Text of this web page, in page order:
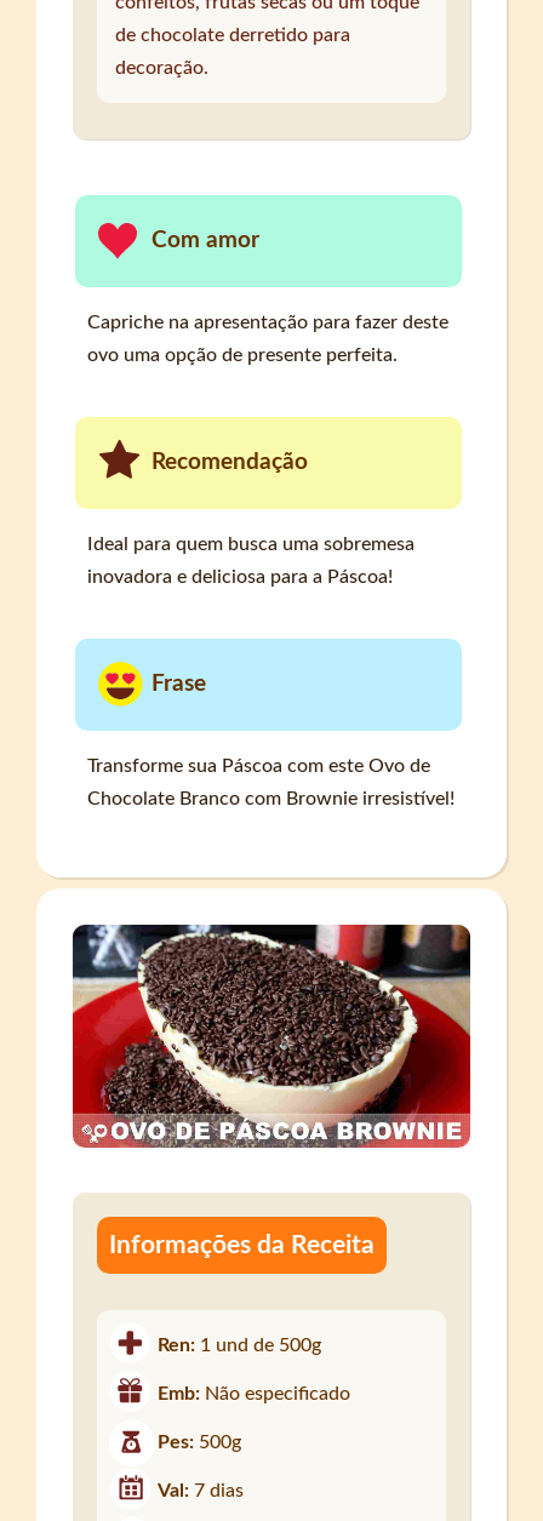
de chocolate derretido para
decoração.
Com amor
Capriche na apresentação para fazer deste
ovo uma opção de presente perfeita.
Recomendação
Ideal para quem busca uma sobremesa
inovadora e deliciosa para a Páscoa!
Frase
Transforme sua Páscoa com este Ovo de
Chocolate Branco com Brownie irresistível!
Informações da Receita
Ren: 1 und de 500g
Emb: Não especificado
Pes: 500g
Val:7 dias